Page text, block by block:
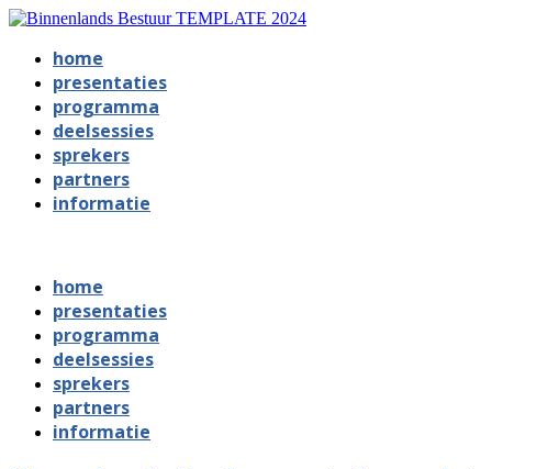
home
presentaties
programma
deelsessies
sprekers
partners
informatie
home
presentaties
programma
deelsessies
sprekers
partners
informatie